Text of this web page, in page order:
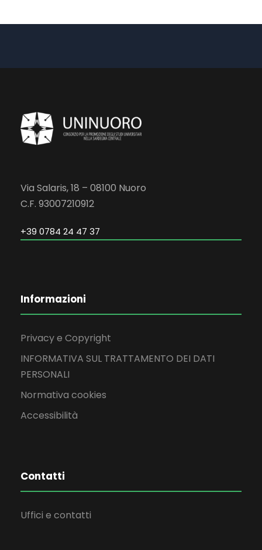
Via Salaris, 18 – 08100 Nuoro
C.F. 93007210912
+39 0784 24 47 37
Informazioni
Privacy e Copyright
INFORMATIVA SUL TRATTAMENTO DEI DATI
PERSONALI
Normativa cookies
Accessibilità
Contatti
Uffici e contatti